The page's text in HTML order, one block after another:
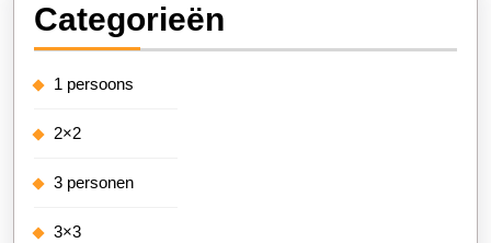
Categorieën
1 persoons
2×2
3 personen
3×3